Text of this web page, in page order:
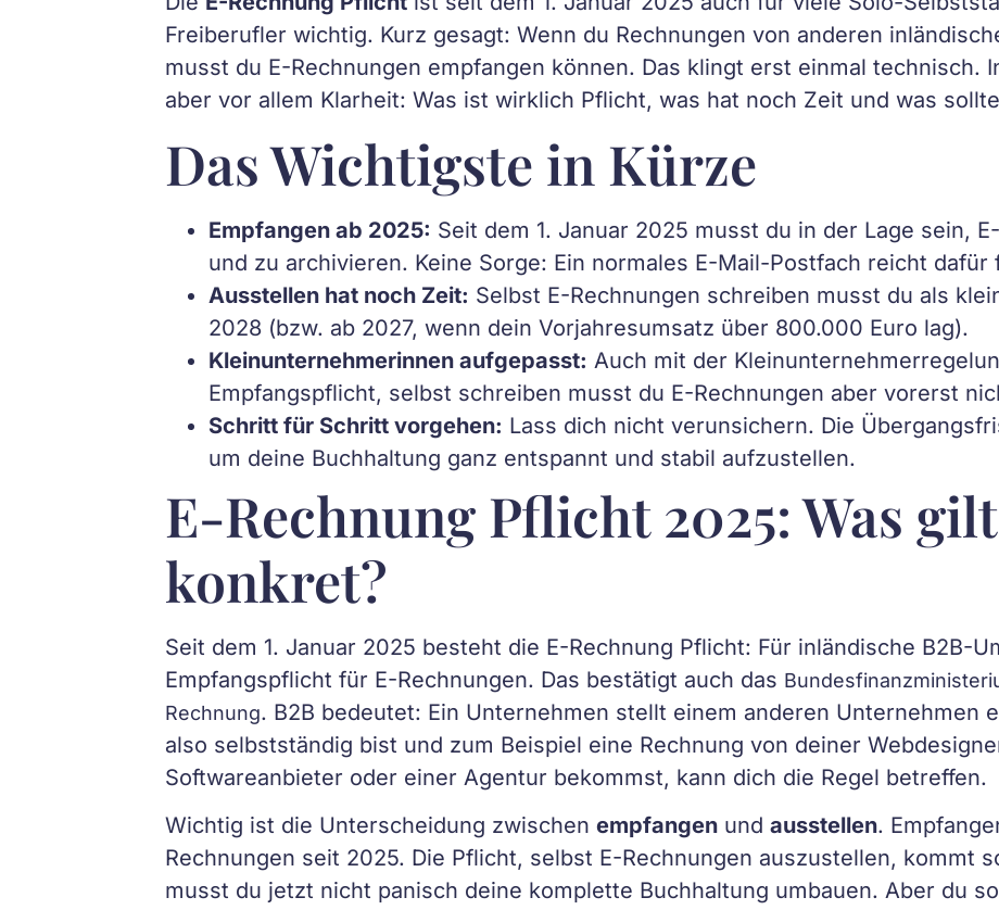
Freiberufler wichtig. Kurz gesagt: Wenn du Rechnungen von anderen
musst du E-Rechnungen empfangen können. Das klingt erst einmal technisch.
aber vor allem Klarheit: Was ist wirklich Pflicht, was hat noch Zeit und was
Das Wichtigste in Kürze
Empfangen ab 2025: Seit dem 1. Januar 2025 musst du in der Lage sein,
und zu archivieren. Keine Sorge: Ein normales E-Mail-Postfach reicht
Ausstellen hat noch Zeit: Selbst E-Rechnungen schreiben musst du als
2028 (bzw. ab 2027, wenn dein Vorjahresumsatz über 800.000 Euro lag).
Kleinunternehmerinnen aufgepasst: Auch mit der
Empfangspflicht, selbst schreiben musst du E-Rechnungen aber vorerst
Schritt für Schritt vorgehen: Lass dich nicht verunsichern. Die
um deine Buchhaltung ganz entspannt und stabil aufzustellen.
E-Rechnung Pflicht 2025: Was
konkret?
Seit dem 1. Januar 2025 besteht die E-Rechnung Pflicht: Für inländische B2B-
Empfangspflicht für E-Rechnungen. Das bestätigt auch das
Rechnung. B2B bedeutet: Ein Unternehmen stellt einem anderen Unternehmen
also selbstständig bist und zum Beispiel eine Rechnung von deiner
Softwareanbieter oder einer Agentur bekommst, kann dich die Regel betreffen.
Wichtig ist die Unterscheidung zwischen empfangen und ausstellen.
Rechnungen seit 2025. Die Pflicht, selbst E-Rechnungen auszustellen, kommt
musst du jetzt nicht panisch deine komplette Buchhaltung umbauen. Aber du